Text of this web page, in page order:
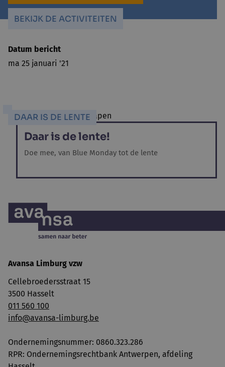
BEKIJK DE ACTIVITEITEN
Datum bericht
ma 25 januari '21
DAAR IS DE LENTE
Daar is de lente!
Doe mee, van Blue Monday tot de lente
Avansa Limburg vzw
Cellebroedersstraat 15
3500 Hasselt
011 560 100
info@avansa-limburg.be
Ondernemingsnummer: ​0860.323.286
RPR: Ondernemingsrechtbank Antwerpen, afdeling